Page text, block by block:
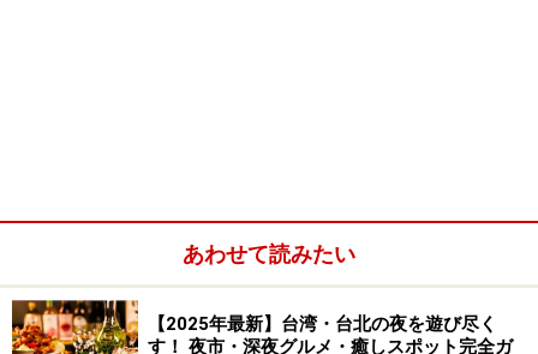
エントランスには、スタッフが24時間常駐
している。夜中は、スタッフが宿泊客を確
認してからでないと自動ドアを開けてくれ
ない。また、宿泊客以外はエントランスま
でしか入れないため、女性の宿泊客も安心
あわせて読みたい
【2025年最新】台湾・台北の夜を遊び尽く
す！ 夜市・深夜グルメ・癒しスポット完全ガ